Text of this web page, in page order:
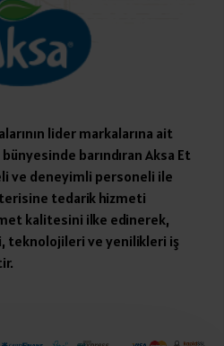
lider markalarına ait
barındıran Aksa Et
ve deneyimli personeli ile
tedarik hizmeti
kalitesini ilke edinerek,
teknolojileri ve yenilikleri iş